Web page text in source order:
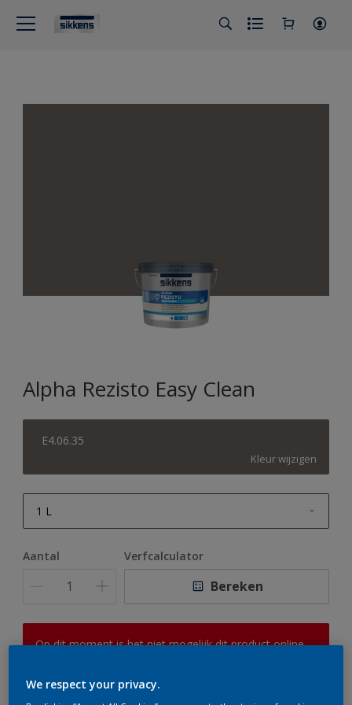
Alpha Rezisto Easy Clean
E4.06.35
Kleur wijzigen
1 L
10 L
Aantal Verfcalculator
Bereken
Op dit moment is het niet mogelijk dit product online
er hard aan om de voorraad aan te vullen.
We respect your privacy.